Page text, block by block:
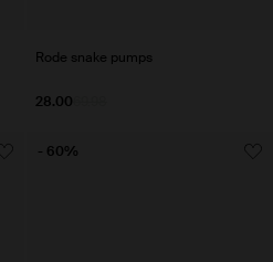
Rode snake pumps
28.00
- 60%